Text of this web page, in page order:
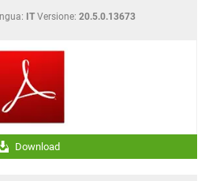
IT Versione: 20.5.0.13673
Download